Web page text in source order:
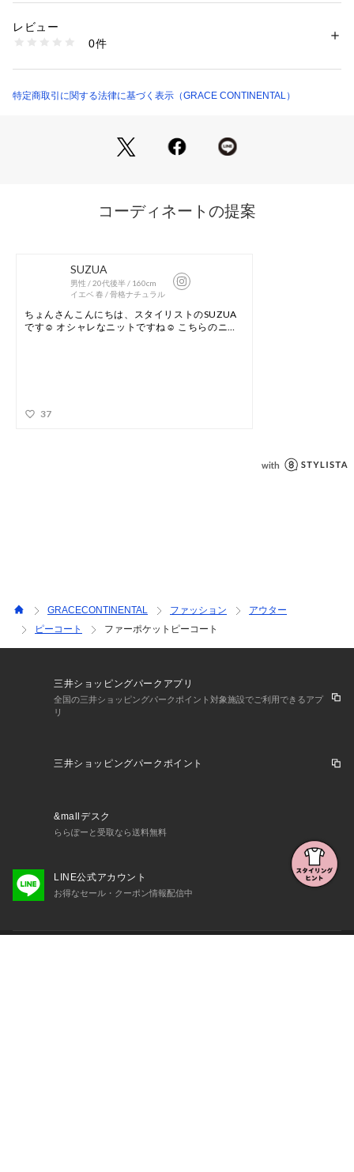
てに拘った今季の自信作。この冬ぜひともワードローブに加え
ていただきたいコートです。
了承くださいませ。
素材：（表地） 毛 100% （フェイクファー） ポリエステル 100% （裏
生産国：中国
洗濯：洗濯不可 漂白不可 タンブル乾燥不可 アイロンは120℃まで 弱いド
※詳しい洗濯方法については、商品の品質表示タグをご覧ください
0126161406 （ショップ）
レビュー
0件
特定商取引に関する法律に基づく表示（GRACE CONTINENTAL）
GRACECONTINENTAL ファッション
アウター
ピーコート
ファーポケットピーコート
三井ショッピングパークアプリ
全国の三井ショッピングパークポイント対象施設でご利用できるアプ
リ
三井ショッピングパークポイント
&mallデスク
ららぽーと受取なら送料無料
LINE公式アカウント
お得なセール・クーポン情報配信中